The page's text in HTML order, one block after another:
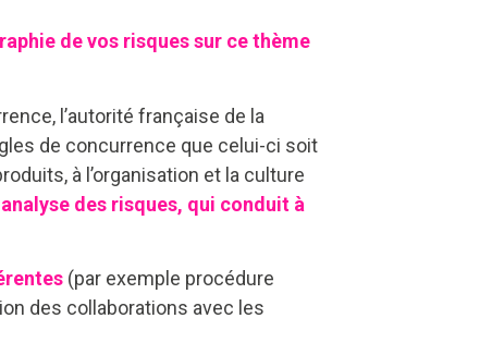
de vos risques sur ce thème
l’autorité française de la
de concurrence que celui-ci soit
à l’organisation et la culture
des risques, qui conduit à
(par exemple procédure
des collaborations avec les